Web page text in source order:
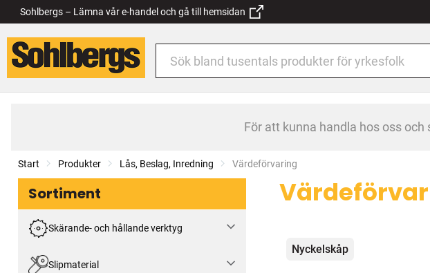
Sohlbergs – Lämna vår e-handel och gå till hemsidan
För att kunna handla hos oss och
Start Produkter Lås, Beslag, Inredning Current:
Värdeförvaring
Sortiment
Skärande- och hållande verktyg
Slipmaterial
Kategorier
Nyckelskåp